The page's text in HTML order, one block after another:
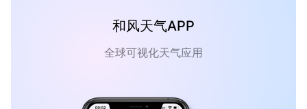
和风天气APP
全球可视化天气应用